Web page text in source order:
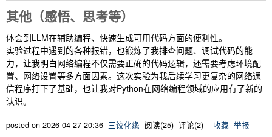
其他（感悟、思考等）
体会到LLM在辅助编程、快速生成可用代码方面的便利性。
实验过程中遇到的各种报错，也锻炼了我排查问题、调试代码的能
力，让我明白网络编程不仅需要正确的代码逻辑，还需要考虑环境配
置、网络设置等多方面因素。这次实验为我后续学习更复杂的网络通
信程序打下了基础，也让我对Python在网络编程领域的应用有了新的
认识。
posted on 2026-04-27 20:36 三饺化缘 阅读(25) 评论(2) 收藏 举报